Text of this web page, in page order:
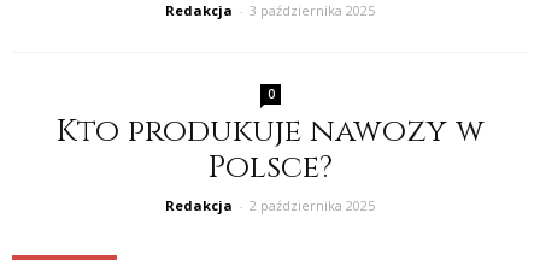
Redakcja - 3 października 2025
0
Kto produkuje nawozy w
Polsce?
Redakcja - 2 października 2025